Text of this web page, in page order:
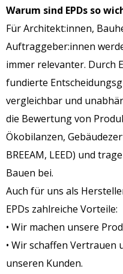
Warum sind EPDs so
Für Architekt:innen,
Auftraggeber:innen
immer relevanter. Durch
fundierte
vergleichbar und
die Bewertung von
Ökobilanzen,
BREEAM, LEED) und
Bauen bei.
Auch für uns als
EPDs zahlreiche Vorteile:
• Wir machen unsere
• Wir schaffen
unseren Kunden.